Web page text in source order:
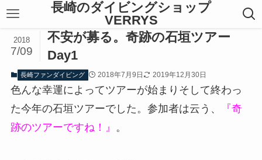
長崎のダイビングショップ
VERRYS
不安が募る。奇跡の石垣ツアー
Day1
2018
7/09
長崎ファンダイビング 2018年7月9日 2019年12月30日
色んな幸運によってツアーが始まりそして終わっ
た今年の石垣ツアーでした。参加者は云う、
『奇
跡のツアーですね！』 。